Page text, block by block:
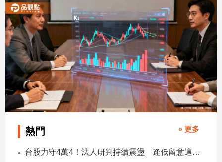
藝
術
／
文
創
／
電
影
推
薦
科
技/
熱門 » 更多
台股力守4萬4！法人研判持續震盪 逢低留意這些族群